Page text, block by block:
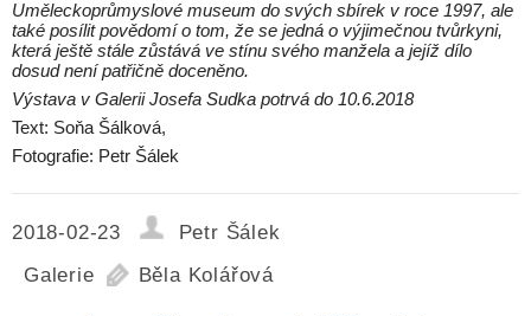
Uměleckoprůmyslové museum do svých sbírek v roce 1997, ale
také posílit povědomí o tom, že se jedná o výjimečnou tvůrkyni,
která ještě stále zůstává ve stínu svého manžela a jejíž dílo
dosud není patřičně doceněno.
Výstava v Galerii Josefa Sudka potrvá do 10.6.2018
Text: Soňa Šálková,
Fotografie: Petr Šálek
2018-02-23
Petr Šálek
Galerie
Běla Kolářová